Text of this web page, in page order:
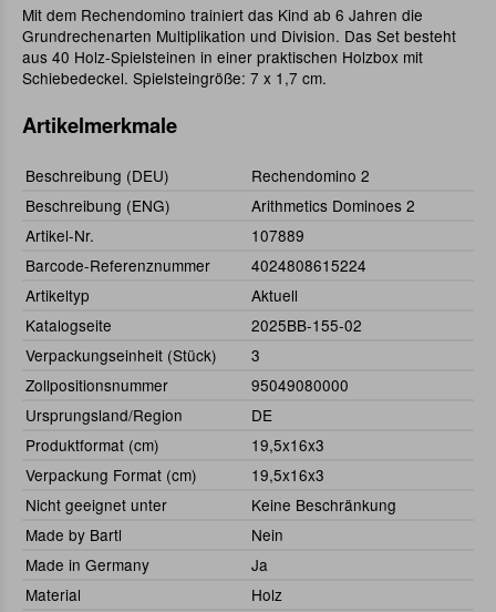
Mit dem Rechendomino trainiert das Kind ab 6 Jahren die
Grundrechenarten Multiplikation und Division. Das Set besteht
aus 40 Holz-Spielsteinen in einer praktischen Holzbox mit
Schiebedeckel. Spielsteingröße: 7 x 1,7 cm.
Artikelmerkmale
Beschreibung (DEU)
Rechendomino 2
Beschreibung (ENG)
Arithmetics Dominoes 2
Artikel-Nr.
107889
Barcode-Referenznummer
4024808615224
Artikeltyp
Aktuell
Katalogseite
2025BB-155-02
Verpackungseinheit (Stück)
3
Zollpositionsnummer
95049080000
Ursprungsland/Region
DE
Produktformat (cm)
19,5x16x3
Verpackung Format (cm)
19,5x16x3
Nicht geeignet unter
Keine Beschränkung
Made by Bartl
Nein
Made in Germany
Ja
Material
Holz